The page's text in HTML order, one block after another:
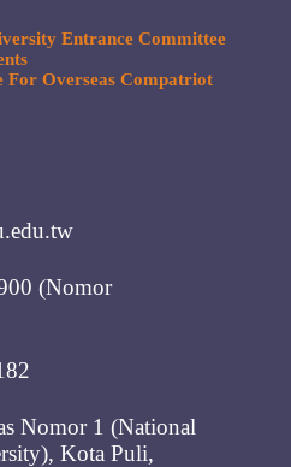
Entrance Committee
For Overseas Compatriot
(Nomor
Nomor 1 (National
Kota Puli,